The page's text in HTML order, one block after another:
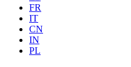
FR
IT
CN
IN
PL